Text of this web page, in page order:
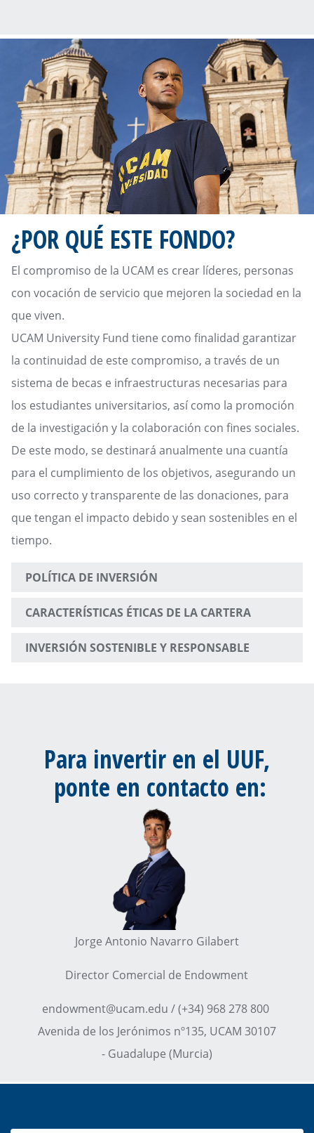
¿POR QUÉ ESTE FONDO?
El compromiso de la UCAM es crear líderes, personas
con vocación de servicio que mejoren la sociedad en la
que viven.
UCAM University Fund tiene como finalidad garantizar
la continuidad de este compromiso, a través de un
sistema de becas e infraestructuras necesarias para
los estudiantes universitarios, así como la promoción
de la investigación y la colaboración con fines sociales.
De este modo, se destinará anualmente una cuantía
para el cumplimiento de los objetivos, asegurando un
uso correcto y transparente de las donaciones, para
que tengan el impacto debido y sean sostenibles en el
tiempo.
POLÍTICA DE INVERSIÓN
CARACTERÍSTICAS ÉTICAS DE LA CARTERA
INVERSIÓN SOSTENIBLE Y RESPONSABLE
Para invertir en el UUF,
ponte en contacto en:
Jorge Antonio Navarro Gilabert
Director Comercial de Endowment
endowment@ucam.edu / (+34) 968 278 800
Avenida de los Jerónimos nº135, UCAM 30107
- Guadalupe (Murcia)